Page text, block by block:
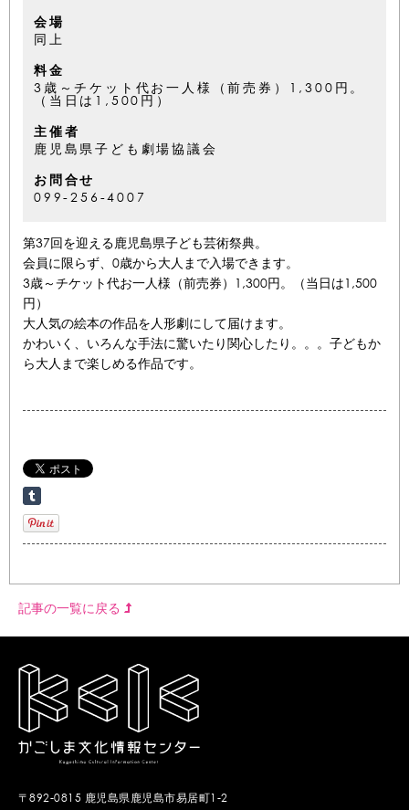
会場
同上
料金
3歳～チケット代お一人様（前売券）1,300円。
（当日は1,500円）
主催者
鹿児島県子ども劇場協議会
お問合せ
099-256-4007
第37回を迎える鹿児島県子ども芸術祭典。
会員に限らず、0歳から大人まで入場できます。
3歳～チケット代お一人様（前売券）1,300円。（当日は1,500
円）
大人気の絵本の作品を人形劇にして届けます。
かわいく、いろんな手法に驚いたり関心したり。。。子どもか
ら大人まで楽しめる作品です。
記事の一覧に戻る
〒892-0815 鹿児島県鹿児島市易居町1-2